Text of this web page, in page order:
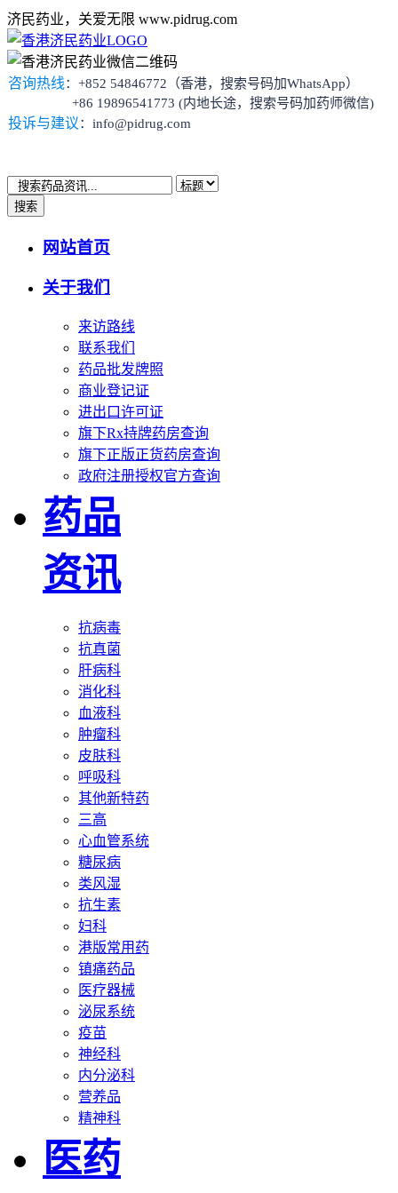
济民药业，关爱无限 www.pidrug.com
咨询热线：+852 54846772（香港，搜索号码加WhatsApp）
+86 19896541773 (内地长途，搜索号码加药师微信)
投诉与建议：info@pidrug.com
搜索
网站首页
关于我们
来访路线
联系我们
药品批发牌照
商业登记证
进出口许可证
旗下Rx持牌药房查询
旗下正版正货药房查询
政府注册授权官方查询
药品
资讯
抗病毒
抗真菌
肝病科
消化科
血液科
肿瘤科
皮肤科
呼吸科
其他新特药
三高
心血管系统
糖尿病
类风湿
抗生素
妇科
港版常用药
镇痛药品
医疗器械
泌尿系统
疫苗
神经科
内分泌科
营养品
精神科
医药